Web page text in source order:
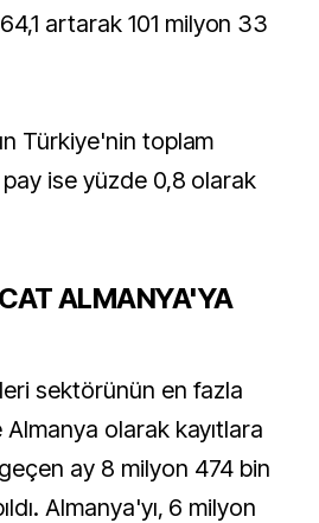
artarak 101 milyon 33
Türkiye'nin toplam
pay ise yüzde 0,8 olarak
ALMANYA'YA
sektörünün en fazla
Almanya olarak kayıtlara
ay 8 milyon 474 bin
Almanya'yı, 6 milyon